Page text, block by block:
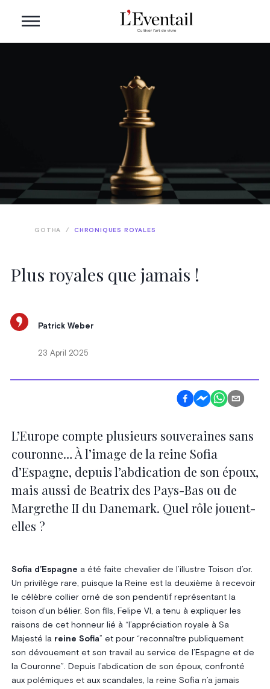
Plus royales que jamais !
GOTHA / CHRONIQUES ROYALES
Patrick Weber
23 April 2025
L’Europe compte plusieurs souveraines sans
couronne… À l’image de la reine Sofia
d’Espagne, depuis l’abdication de son époux,
mais aussi de Beatrix des Pays-Bas ou de
Margrethe II du Danemark. Quel rôle jouent-
elles ?
Sofia d’Espagne a été faite chevalier de l’illustre Toison d’or.
Un privilège rare, puisque la Reine est la deuxième à recevoir
le célèbre collier orné de son pendentif représentant la
toison d’un bélier. Son fils, Felipe VI, a tenu à expliquer les
raisons de cet honneur lié à “l’appréciation royale à Sa
Majesté la reine Sofia” et pour “reconnaître publiquement
son dévouement et son travail au service de l’Espagne et de
la Couronne”. Depuis l’abdication de son époux, confronté
aux polémiques et aux scandales, la reine Sofia n’a jamais